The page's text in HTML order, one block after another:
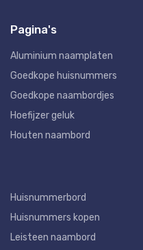
Pagina's
Aluminium naamplaten
Goedkope huisnummers
Goedkope naambordjes
Hoefijzer geluk
Houten naambord
Huisnummerbord
Huisnummers kopen
Leisteen naambord